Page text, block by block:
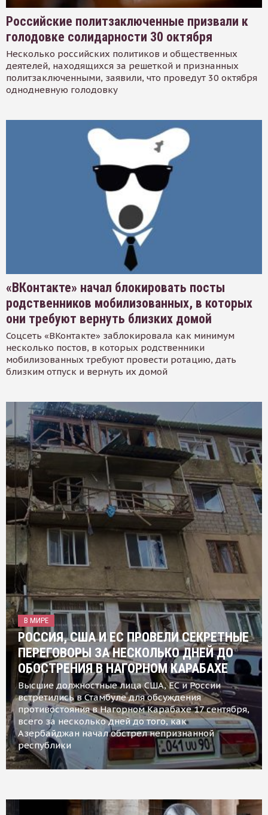
Российские политзаключенные призвали к
голодовке солидарности 30 октября
Несколько российских политиков и общественных
деятелей, находящихся за решеткой и признанных
политзаключенными, заявили, что проведут 30 октября
однодневную голодовку
«ВКонтакте» начал блокировать посты
родственников мобилизованных, в которых
они требуют вернуть близких домой
Соцсеть «ВКонтакте» заблокировала как минимум
несколько постов, в которых родственники
мобилизованных требуют провести ротацию, дать
близким отпуск и вернуть их домой
В МИРЕ
РОССИЯ, США И ЕС ПРОВЕЛИ СЕКРЕТНЫЕ
ПЕРЕГОВОРЫ ЗА НЕСКОЛЬКО ДНЕЙ ДО
ОБОСТРЕНИЯ В НАГОРНОМ КАРАБАХЕ
Высшие должностные лица США, ЕС и России
встретились в Стамбуле для обсуждения
противостояния в Нагорном Карабахе 17 сентября,
всего за несколько дней до того, как
Азербайджан начал обстрел непризнанной
республики